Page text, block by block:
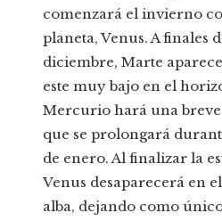
comenzará el invierno
planeta, Venus. A finales
diciembre, Marte
este muy bajo en el
Mercurio hará una
que se prolongará
de enero. Al finalizar la
Venus desaparecerá en
alba, dejando como